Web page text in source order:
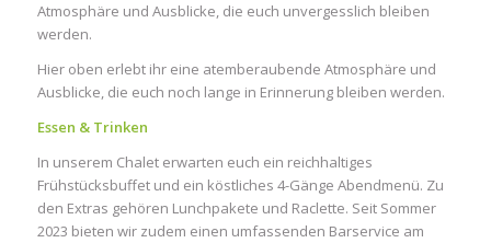
Atmosphäre und Ausblicke, die euch unvergesslich bleiben
werden.
Hier oben erlebt ihr eine atemberaubende Atmosphäre und
Ausblicke, die euch noch lange in Erinnerung bleiben werden.
Essen & Trinken
In unserem Chalet erwarten euch ein reichhaltiges
Frühstücksbuffet und ein köstliches 4-Gänge Abendmenü. Zu
den Extras gehören Lunchpakete und Raclette. Seit Sommer
2023 bieten wir zudem einen umfassenden Barservice am